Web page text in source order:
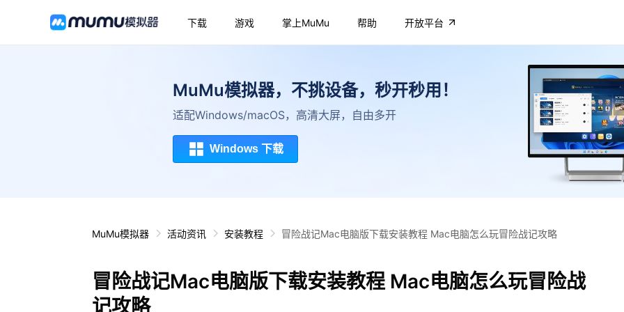
下载 游戏 掌上MuMu 帮助 开放平台
MuMu模拟器，不挑设备，秒开秒用！
适配Windows/macOS，高清大屏，自由多开
Windows 下载
MuMu模拟器 活动资讯 安装教程 冒险战记Mac电脑版下载安装教程 Mac电脑怎么玩冒险战记攻略
冒险战记Mac电脑版下载安装教程 Mac电脑怎么玩冒险战
记攻略